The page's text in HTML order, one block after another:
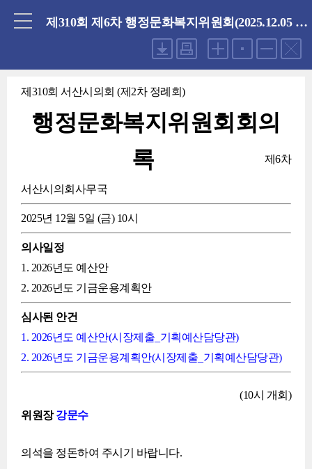
제310회 제6차 행정문화복지위원회(2025.12.05 금요일)
제310회 서산시의회 (제2차 정례회)
행정문화복지위원회회의
록
제6차
서산시의회사무국
2025년 12월 5일 (금) 10시
의사일정
1. 2026년도 예산안
2. 2026년도 기금운용계획안
심사된 안건
1. 2026년도 예산안(시장제출_기획예산담당관)
2. 2026년도 기금운용계획안(시장제출_기획예산담당관)
(10시 개회)
위원장강문수
의석을 정돈하여 주시기 바랍니다.